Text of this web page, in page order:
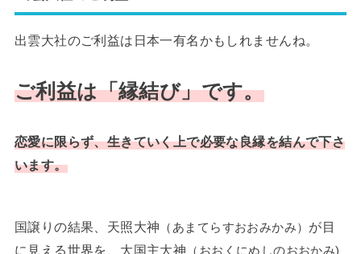
出雲大社のご利益は日本一有名かもしれませんね。
ご利益は「縁結び」です。
恋愛に限らず、生きていく上で必要な良縁を結んで下さ
います。
国譲りの結果、天照大神 （あまてらすおおみかみ） が目
に見える世界を、大国主大神 （おおくにぬしのおおかみ)